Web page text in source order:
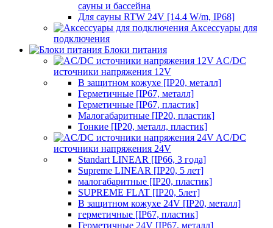
сауны и бассейна
Для сауны RTW 24V [14.4 W/m, IP68]
Аксессуары для
подключения
Блоки питания
AC/DC
источники напряжения 12V
В защитном кожухе [IP20, металл]
Герметичные [IP67, металл]
Герметичные [IP67, пластик]
Малогабаритные [IP20, пластик]
Тонкие [IP20, металл, пластик]
AC/DC
источники напряжения 24V
Standart LINEAR [IP66, 3 года]
Supreme LINEAR [IP20, 5 лет]
малогабаритные [IP20, пластик]
SUPREME FLAT [IP20, 5лет]
В защитном кожухе 24V [IP20, металл]
герметичные [IP67, пластик]
Герметичные 24V [IP67, металл]